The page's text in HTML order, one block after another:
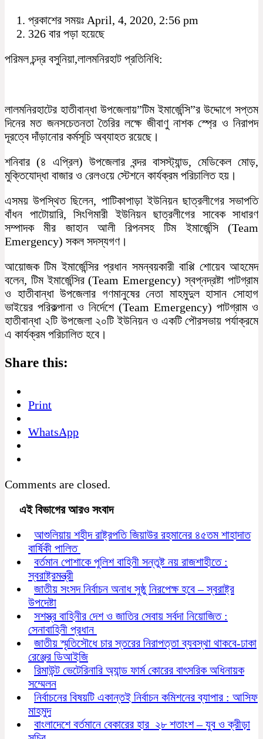
প্রকাশের সময়ঃ April, 4, 2020, 2:56 pm
326 বার পড়া হয়েছে
পরিমল চন্দ্র বসুনিয়া,লালমনিরহাট প্রতিনিধি:
লালমনিরহাটের হাতীবান্ধা উপজেলায়”টিম ইমার্জেন্সি”র উদ্দোগে সপ্তম
দিনের মত জনসচেতনতা তৈরির লক্ষে জীবাণু নাশক স্প্রে ও নিরাপদ
দূরত্বে দাঁড়ানোর কর্মসূচি অব্যাহত রয়েছে।
শনিবার (৪ এপ্রিল) উপজেলার বন্দর বাসস্ট্যান্ড, মেডিকেল মোড়,
মুক্তিযোদ্ধা বাজার ও রেলওয়ে স্টেশনে কার্যক্রম পরিচালিত হয়।
এসময় উপস্থিত ছিলেন, পাটিকাপাড়া ইউনিয়ন ছাত্রলীগের সভাপতি
বাঁধন পাটোয়ারি, সিংগিমারী ইউনিয়ন ছাত্রলীগের সাবেক সাধারণ
সম্পাদক মীর জাহান আলী রিপনসহ টিম ইমার্জেন্সি (Team
Emergency) সকল সদস্যগণ।
আয়োজক টিম ইমার্জেন্সির প্রধান সমন্বয়কারী বাপ্পি শোয়েব আহমেদ
বলেন, টিম ইমার্জেন্সির (Team Emergency) স্বপ্নদ্রষ্টা পাটগ্রাম
ও হাতীবান্ধা উপজেলার গণমানুষের নেতা মাহমুদুল হাসান সোহাগ
ভাইয়ের পরিকল্পানা ও নির্দেশে (Team Emergency) পাটগ্রাম ও
হাতীবান্ধা ২টি উপজেলা ২০টি ইউনিয়ন ও একটি পৌরসভায় পর্যাক্রমে
এ কার্যক্রম পরিচালিত হবে।
Share this:
Print
WhatsApp
Comments are closed.
এই বিভাগের আরও সংবাদ
আশুলিয়ায় শহীদ রাষ্ট্রপতি জিয়াউর রহমানের ৪৫তম শাহাদাত
বার্ষিকী পালিত
বর্তমান পোশাকে পুলিশ বাহিনী সন্তুষ্ট নয় রাজশাহীতে :
স্বরাষ্ট্রমন্ত্রী
জাতীয় সংসদ নির্বাচন অনাধ সুষ্ঠু নিরপেক্ষ হবে – স্বরাষ্ট্র
উপদেষ্টা
সশস্ত্র বাহিনীর দেশ ও জাতির সেবায় সর্বদা নিয়োজিত :
সেনাবাহিনী প্রধান
জাতীয় স্মৃতিসৌধে চার স্তরের নিরাপত্তা ব্যবস্থা থাকবে-ঢাকা
রেঞ্জের ডিআইজি
রিমাউন্ট ভেটেরিনারি অ্যান্ড ফার্ম কোরের বাৎসরিক অধিনায়ক
সম্মেলন
নির্বাচনের বিষয়টি একান্তই নির্বাচন কমিশনের ব্যাপার : আসিফ
মাহমুদ
বাংলাদেশে বর্তমানে বেকারের হার ২৮ শতাংশ – যুব ও ক্রীড়া